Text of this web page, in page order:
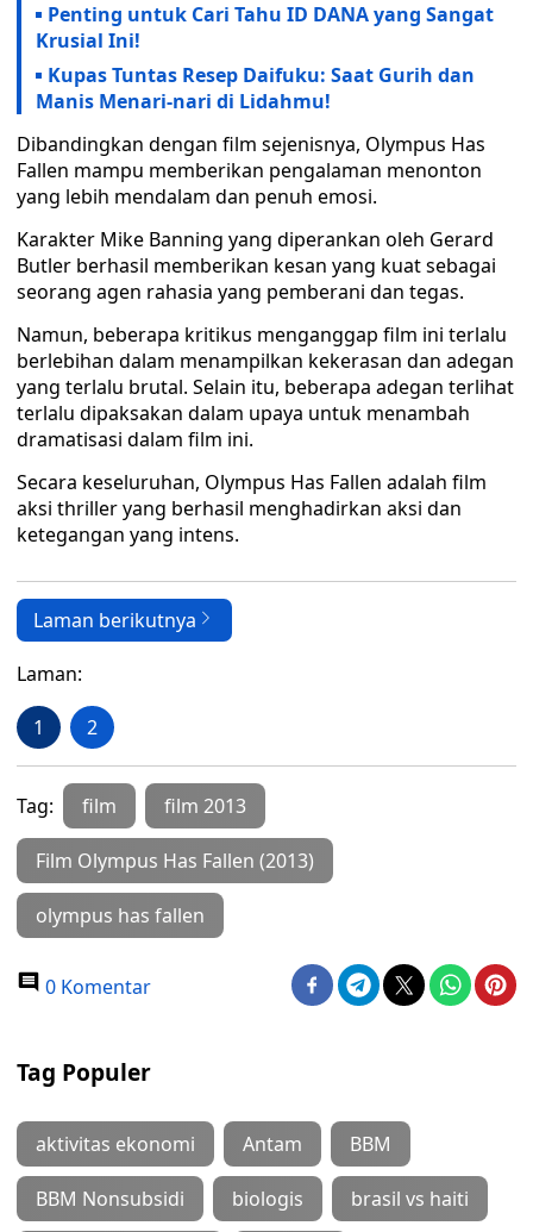
Penting untuk Cari Tahu ID DANA yang Sangat
Krusial Ini!
Kupas Tuntas Resep Daifuku: Saat Gurih dan
Manis Menari-nari di Lidahmu!
Dibandingkan dengan film sejenisnya, Olympus Has
Fallen mampu memberikan pengalaman menonton
yang lebih mendalam dan penuh emosi.
Karakter Mike Banning yang diperankan oleh Gerard
Butler berhasil memberikan kesan yang kuat sebagai
seorang agen rahasia yang pemberani dan tegas.
Namun, beberapa kritikus menganggap film ini terlalu
berlebihan dalam menampilkan kekerasan dan adegan
yang terlalu brutal. Selain itu, beberapa adegan terlihat
terlalu dipaksakan dalam upaya untuk menambah
dramatisasi dalam film ini.
Secara keseluruhan, Olympus Has Fallen adalah film
aksi thriller yang berhasil menghadirkan aksi dan
ketegangan yang intens.
Laman berikutnya
Laman:
1 2
Tag: film film 2013
Film Olympus Has Fallen (2013)
olympus has fallen
0 Komentar
Tag Populer
aktivitas ekonomi Antam BBM
BBM Nonsubsidi biologis brasil vs haiti